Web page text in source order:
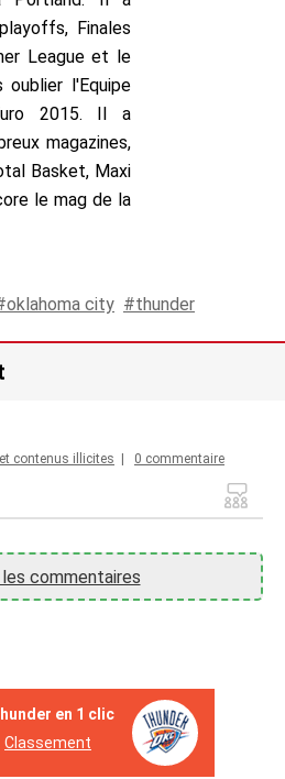
Finales
League et le
oublier l'Equipe
2015. Il a
magazines,
Basket, Maxi
le mag de la
oklahoma city thunder
contenus illicites 0 commentaire
commentaires
en 1 clic
Classement